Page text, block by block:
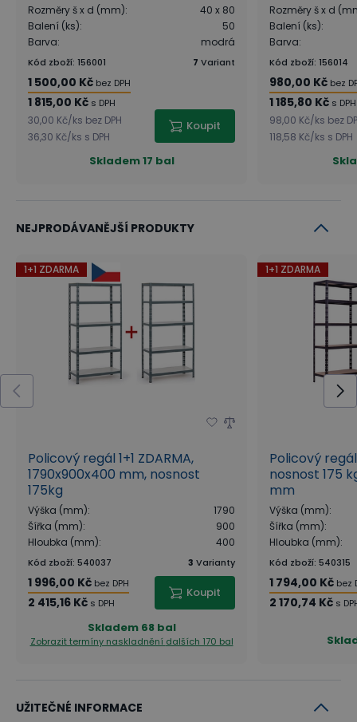
Rozměry š x d (mm):
40 x 80
Balení (ks):
50
Barva: modrá
Kód zboží: 156001 7 Variant
1 500,00 Kč bez DPH
1 815,00 Kč s DPH
30,00 Kč/ks bez DPH
36,30 Kč/ks s DPH
Koupit
Skladem17 bal
Rozměry š x d
Balení (ks):
Barva:
Kód zboží: 156014
980,00 Kč bez
1 185,80 Kč s DPH
98,00 Kč/ks bez
118,58 Kč/ks s DPH
NEJPRODÁVANĚJŠÍ PRODUKTY
1+1 ZDARMA
Policový regál 1+1 ZDARMA,
1790x900x400 mm, nosnost
175kg
Výška (mm):
1790
Šířka (mm):
900
Hloubka (mm): 400
Kód zboží: 540037 3 Varianty
1 996,00 Kč bez DPH
2 415,16 Kč s DPH
Koupit
Skladem 68 bal
Zobrazit termíny naskladnění dalších 170 bal
1+1 ZDARMA
Policový regál
nosnost 175
mm
Výška (mm):
Šířka (mm):
Hloubka (mm):
Kód zboží: 540315
1 794,00 Kč bez
2 170,74 Kč s
UŽITEČNÉ INFORMACE